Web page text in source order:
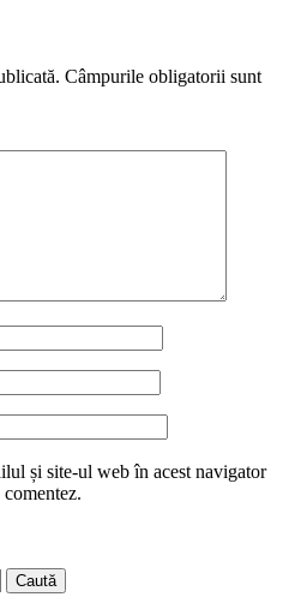
Câmpurile obligatorii sunt
și site-ul web în acest navigator